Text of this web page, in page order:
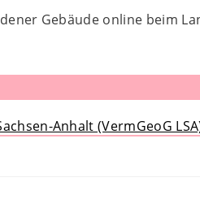
Gebäude online beim
Anhalt (VermGeoG